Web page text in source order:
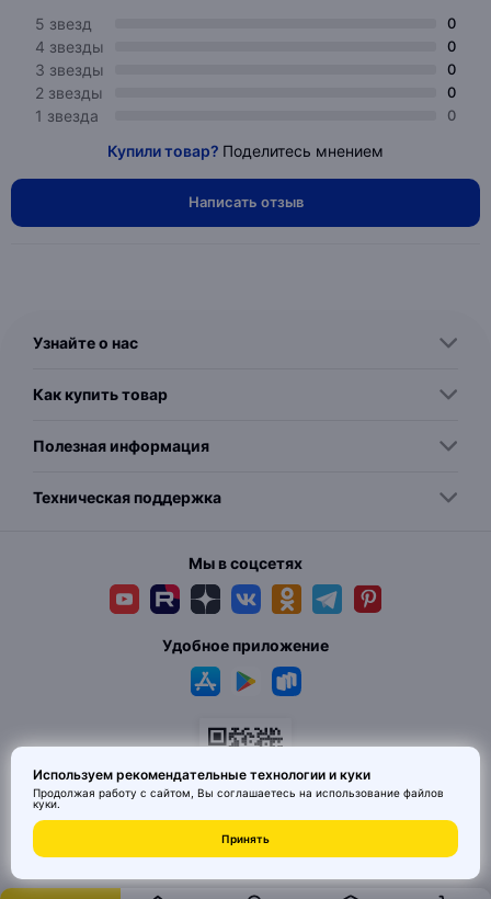
5 звезд
0
4 звезды 0
3 звезды 0
2 звезды 0
1 звезда 0
Купили товар? Поделитесь мнением
Написать отзыв
Узнайте о нас
Как купить товар
Полезная информация
Техническая поддержка
Мы в соцсетях
© 2026 MAI HE MAI. Маркетплейс дизайнерских товаров со всего
Китая по ценам заводов. Все права защищены.
Удобное приложение
Используем рекомендательные технологии и куки
Продолжая работу с сайтом, Вы соглашаетесь на использование файлов
куки.
Принять